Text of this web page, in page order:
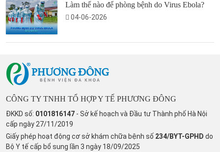
Làm thế nào để phòng bệnh do Virus Ebola?
04-06-2026
CÔNG TY TNHH TỔ HỢP Y TẾ PHƯƠNG ĐÔNG
ĐKKD số: 0101816147 - Sở kế hoạch và Đầu tư Thành phố Hà Nội
cấp ngày 27/11/2019
Giấy phép hoạt động cơ sở khám chữa bệnh số 234/BYT-GPHD do
Bộ Y tế cấp bổ sung lần 3 ngày 18/09/2025